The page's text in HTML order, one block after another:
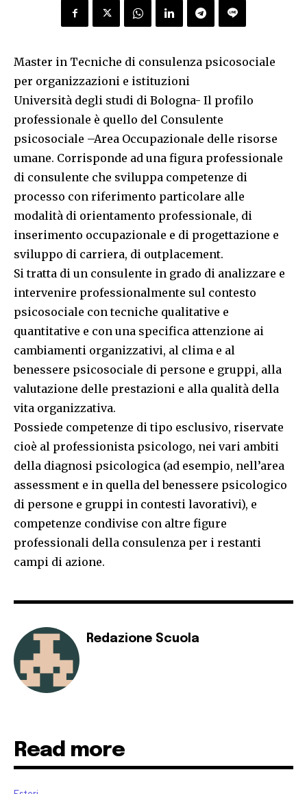
Master in Tecniche di consulenza psicosociale
per organizzazioni e istituzioni
Università degli studi di Bologna- Il profilo
professionale è quello del Consulente
psicosociale –Area Occupazionale delle risorse
umane. Corrisponde ad una figura professionale
di consulente che sviluppa competenze di
processo con riferimento particolare alle
modalità di orientamento professionale, di
inserimento occupazionale e di progettazione e
sviluppo di carriera, di outplacement.
Si tratta di un consulente in grado di analizzare e
intervenire professionalmente sul contesto
psicosociale con tecniche qualitative e
quantitative e con una specifica attenzione ai
cambiamenti organizzativi, al clima e al
benessere psicosociale di persone e gruppi, alla
valutazione delle prestazioni e alla qualità della
vita organizzativa.
Possiede competenze di tipo esclusivo, riservate
cioè al professionista psicologo, nei vari ambiti
della diagnosi psicologica (ad esempio, nell’area
assessment e in quella del benessere psicologico
di persone e gruppi in contesti lavorativi), e
competenze condivise con altre figure
professionali della consulenza per i restanti
campi di azione.
Redazione Scuola
Read more